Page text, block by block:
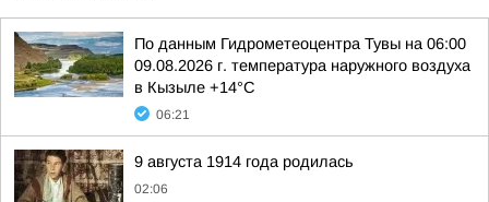
По данным Гидрометеоцентра Тувы на 06:00
09.08.2026 г. температура наружного воздуха
в Кызыле +14°С
06:21
9 августа 1914 года родилась
02:06